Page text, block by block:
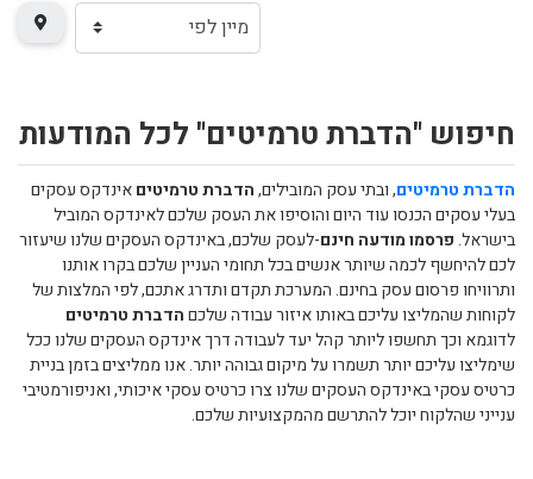
חיפוש "הדברת טרמיטים" לכל המודעות
הדברת טרמיטים, ובתי עסק המובילים,הדברת טרמיטיםאינדקס עסקים
בעלי עסקים הכנסו עוד היום והוסיפו את העסק שלכם לאינדקס המוביל
בישראל.פרסמו מודעה חינם-לעסק שלכם, באינדקס העסקים שלנו שיעזור
לכם להיחשף לכמה שיותר אנשים בכל תחומי העניין שלכם בקרו אותנו
ותרוויחו פרסום עסק בחינם. המערכת תקדם ותדרג אתכם, לפי המלצות של
לקוחות שהמליצו עליכם באותו איזור עבודה שלכםהדברת טרמיטים
לדוגמא וכך תחשפו ליותר קהל יעד לעבודה דרך אינדקס העסקים שלנו ככל
שימליצו עליכם יותר תשמרו על מיקום גבוהה יותר. אנו ממליצים בזמן בניית
כרטיס עסקי באינדקס העסקים שלנו צרו כרטיס עסקי איכותי, ואניפורמטיבי
ענייני שהלקוח יוכל להתרשם מהמקצועיות שלכם.